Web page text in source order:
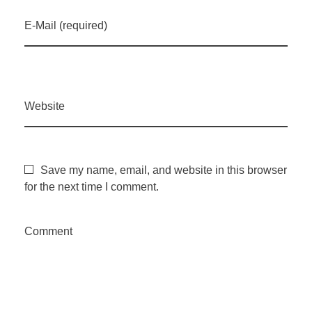
E-Mail (required)
Website
Save my name, email, and website in this browser
for the next time I comment.
Comment